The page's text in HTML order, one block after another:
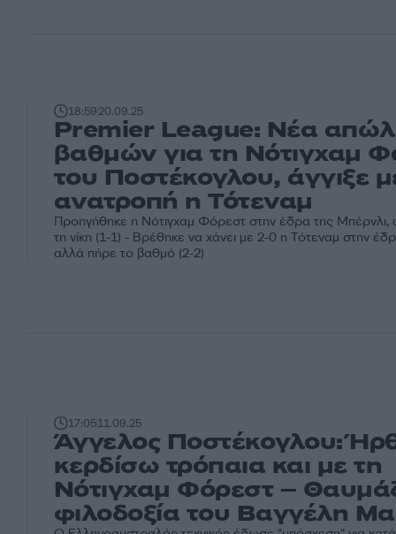
18:5920.09.25
Premier League: Νέα
βαθμών για τη Νότιγχαμ
του Ποστέκογλου, άγγιξε
ανατροπή η Τότεναμ
Προηγήθηκε η Νότιγχαμ Φόρεστ στην έδρα της Μπέρνλι,
τη νίκη (1-1) - Βρέθηκε να χάνει με 2-0 η Τότεναμ στην
αλλά πήρε το βαθμό (2-2)
17:0511.09.25
Άγγελος Ποστέκογλου:
κερδίσω τρόπαια και με τη
Νότιγχαμ Φόρεστ –
φιλοδοξία του Βαγγέλη